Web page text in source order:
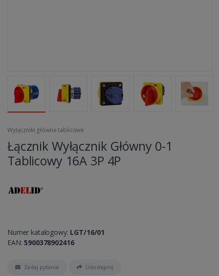
Wyłączniki główne tablicowe
Łącznik Wyłącznik Główny 0-1
Tablicowy 16A 3P 4P
Numer katalogowy: LGT/16/01
EAN:5900378902416
Zadaj pytanie Udostępnij